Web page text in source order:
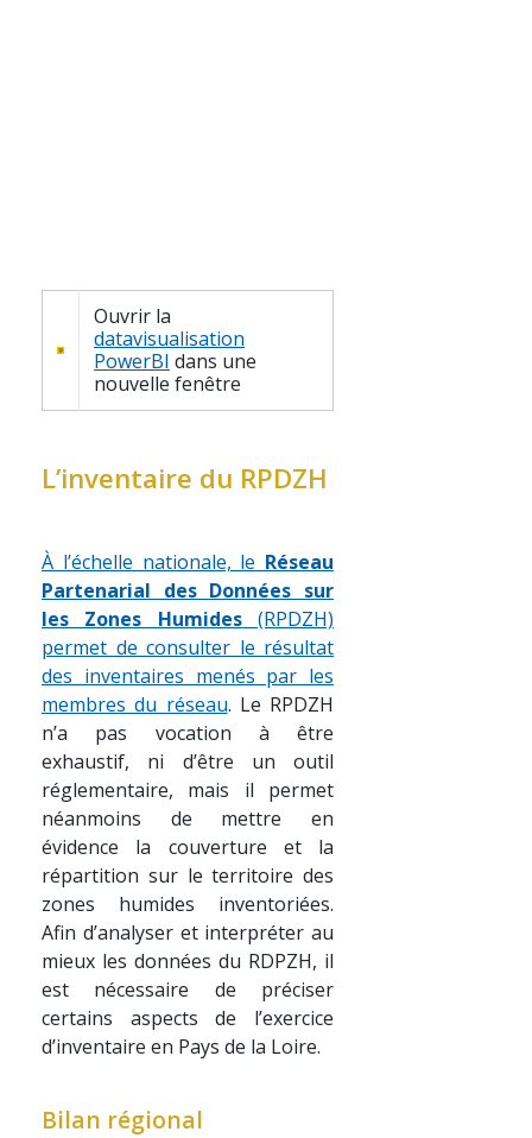
Ouvrir la
datavisualisation
PowerBI dans une
nouvelle fenêtre
L’inventaire du RPDZH
À l’échelle nationale, le Réseau
Partenarial des Données sur
les Zones Humides(RPDZH)
permet de consulter le résultat
des inventaires menés par les
membres du réseau. Le RPDZH
n’a pas vocation à être
exhaustif, ni d’être un outil
réglementaire, mais il permet
néanmoins de mettre en
évidence la couverture et la
répartition sur le territoire des
zones humides inventoriées.
Afin d’analyser et interpréter au
mieux les données du RDPZH, il
est nécessaire de préciser
certains aspects de l’exercice
d’inventaire en Pays de la Loire.
Bilan régional